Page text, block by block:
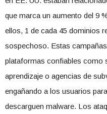
que marca un aumento del 9
ellos, 1 de cada 45 dominios
sospechoso. Estas
plataformas confiables como
aprendizaje o agencias de
engañando a los usuarios
descarguen malware. Los